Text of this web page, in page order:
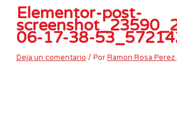
Elementor-post-
06-17-38-
Deja un comentario / PorRamon Rosa Perez